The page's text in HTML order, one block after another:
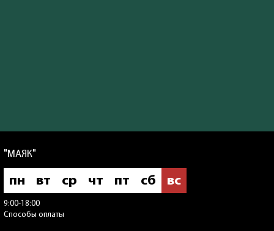
"МАЯК"
пн вт ср чт пт сб вс
9:00-18:00
Способы оплаты